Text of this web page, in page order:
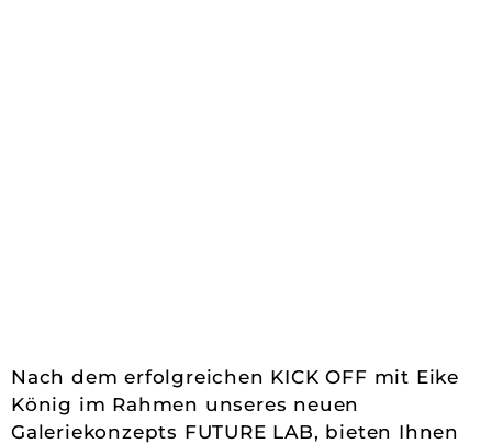
Nach dem erfolgreichen KICK OFF mit Eike
König im Rahmen unseres neuen
Galeriekonzepts FUTURE LAB, bieten Ihnen